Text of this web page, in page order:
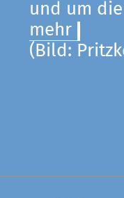
und um
mehr
(Bild: